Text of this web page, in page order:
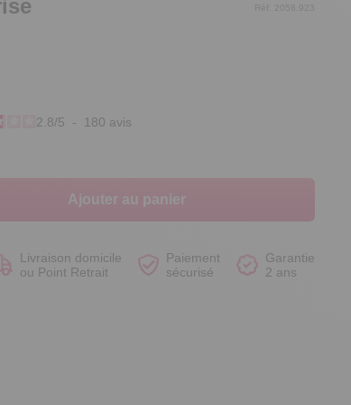
Réf. 2058.923
2.8/5 - 180 avis
Ajouter au panier
Livraison domicile
ou Point Retrait
Paiement
sécurisé
Garantie
2 ans